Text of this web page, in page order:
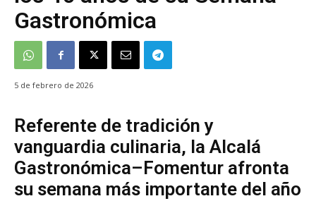
Gastronómica
5 de febrero de 2026
Referente de tradición y
vanguardia culinaria, la Alcalá
Gastronómica–Fomentur afronta
su semana más importante del año